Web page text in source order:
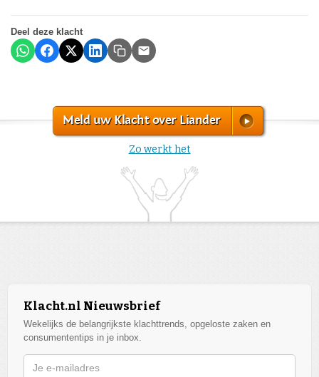
Deel deze klacht
Meld uw Klacht over Liander
Zo werkt het
Klacht.nl Nieuwsbrief
Wekelijks de belangrijkste klachttrends, opgeloste zaken en
consumententips in je inbox.